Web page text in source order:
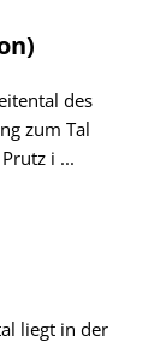
des
zum Tal
i ...
liegt in der